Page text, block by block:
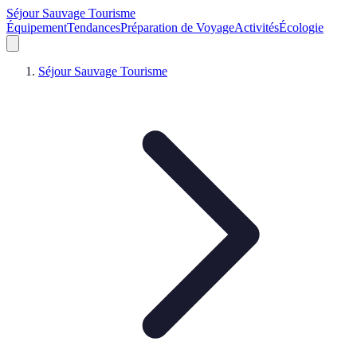
Séjour Sauvage Tourisme
ÉquipementTendancesPréparation de VoyageActivitésÉcologie
Séjour Sauvage Tourisme